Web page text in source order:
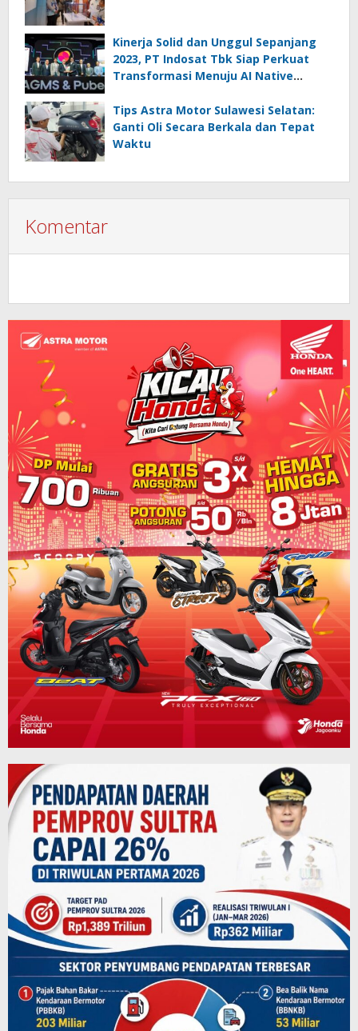
Kinerja Solid dan Unggul Sepanjang
2023, PT Indosat Tbk Siap Perkuat
Transformasi Menuju AI Native
Tips Astra Motor Sulawesi Selatan:
Ganti Oli Secara Berkala dan Tepat
Waktu
Komentar